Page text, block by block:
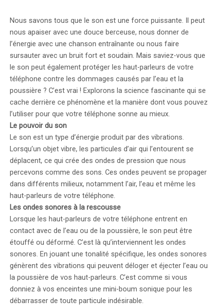
Nous savons tous que le son est une force puissante. Il peut
nous apaiser avec une douce berceuse, nous donner de
l’énergie avec une chanson entraînante ou nous faire
sursauter avec un bruit fort et soudain. Mais saviez-vous que
le son peut également protéger les haut-parleurs de votre
téléphone contre les dommages causés par l’eau et la
poussière ? C’est vrai ! Explorons la science fascinante qui se
cache derrière ce phénomène et la manière dont vous pouvez
l’utiliser pour que votre téléphone sonne au mieux.
Le pouvoir du son
Le son est un type d’énergie produit par des vibrations.
Lorsqu’un objet vibre, les particules d’air qui l’entourent se
déplacent, ce qui crée des ondes de pression que nous
percevons comme des sons. Ces ondes peuvent se propager
dans différents milieux, notamment l’air, l’eau et même les
haut-parleurs de votre téléphone.
Les ondes sonores à la rescousse
Lorsque les haut-parleurs de votre téléphone entrent en
contact avec de l’eau ou de la poussière, le son peut être
étouffé ou déformé. C’est là qu’interviennent les ondes
sonores. En jouant une tonalité spécifique, les ondes sonores
génèrent des vibrations qui peuvent déloger et éjecter l’eau ou
la poussière de vos haut-parleurs. C’est comme si vous
donniez à vos enceintes une mini-boum sonique pour les
débarrasser de toute particule indésirable.